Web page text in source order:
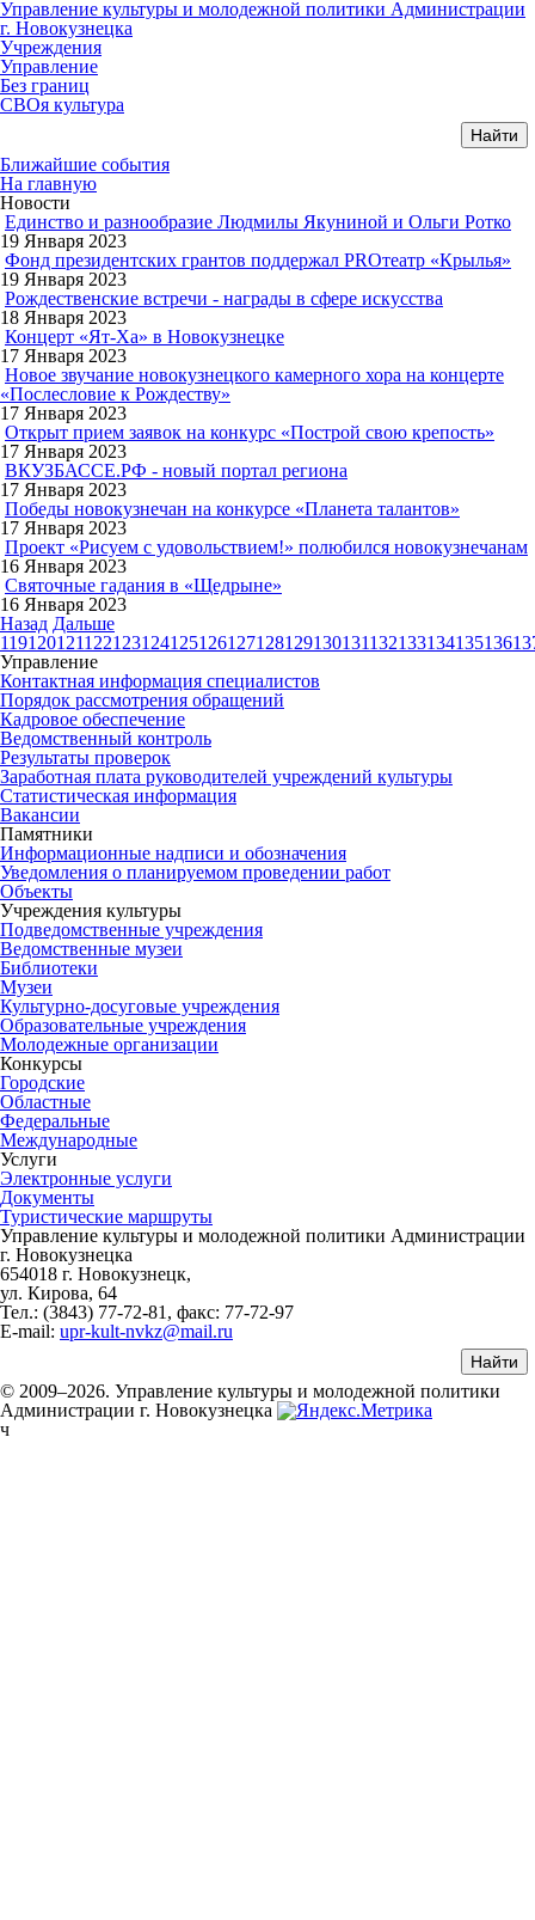
Управление культуры и молодежной политики Администрации
г. Новокузнецка
Учреждения
Управление
Без границ
СВОя культура
Ближайшие события
На главную
Новости
Единство и разнообразие Людмилы Якуниной и Ольги Ротко
19 Января 2023
Фонд президентских грантов поддержал PROтеатр «Крылья»
19 Января 2023
Рождественские встречи - награды в сфере искусства
18 Января 2023
Концерт «Ят-Ха» в Новокузнецке
17 Января 2023
Новое звучание новокузнецкого камерного хора на концерте
«Послесловие к Рождеству»
17 Января 2023
Открыт прием заявок на конкурс «Построй свою крепость»
17 Января 2023
ВКУЗБАССЕ.РФ - новый портал региона
17 Января 2023
Победы новокузнечан на конкурсе «Планета талантов»
17 Января 2023
Проект «Рисуем с удовольствием!» полюбился новокузнечанам
16 Января 2023
Святочные гадания в «Щедрыне»
16 Января 2023
Назад Дальше
119120121122123124125126127128129130131132133134135136
Управление
Контактная информация специалистов
Порядок рассмотрения обращений
Кадровое обеспечение
Ведомственный контроль
Результаты проверок
Заработная плата руководителей учреждений культуры
Статистическая информация
Вакансии
Памятники
Информационные надписи и обозначения
Уведомления о планируемом проведении работ
Объекты
Учреждения культуры
Подведомственные учреждения
Ведомственные музеи
Библиотеки
Музеи
Культурно-досуговые учреждения
Образовательные учреждения
Молодежные организации
Конкурсы
Городские
Областные
Федеральные
Международные
Услуги
Электронные услуги
Документы
Туристические маршруты
Управление культуры и молодежной политики Администрации
г. Новокузнецка
654018 г. Новокузнецк,
ул. Кирова, 64
Тел.: (3843) 77-72-81 , факс: 77-72-97
E-mail: upr-kult-nvkz@mail.ru
© 2009–2026. Управление культуры и молодежной политики
Администрации г. Новокузнецка
ч